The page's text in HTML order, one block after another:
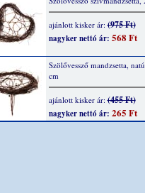
ajánlott kisker ár:(975 Ft)
nagyker nettó ár: 568 Ft
Szölővessző mandzsetta,
cm
ajánlott kisker ár:(455 Ft)
nagyker nettó ár: 265 Ft